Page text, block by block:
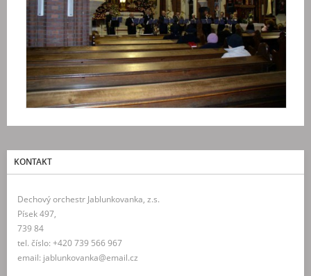
KONTAKT
Dechový orchestr Jablunkovanka, z.s.
Písek 497,
739 84
tel. číslo: +420 739 566 967
email: jablunkovanka@email.cz